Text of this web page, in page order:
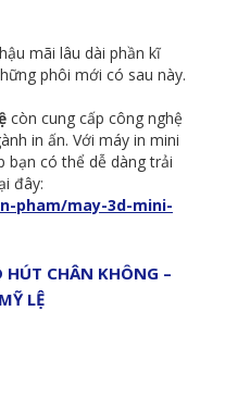
mãi lâu dài phần kĩ
phôi mới có sau này.
còn cung cấp công nghệ
in ấn. Với máy in mini
bạn có thể dễ dàng trải
đây:
pham/may-3d-mini-
CHÂN KHÔNG –
LỆ